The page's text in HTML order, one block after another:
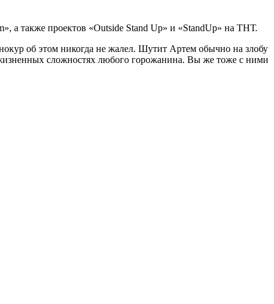
а также проектов «Outside Stand Up» и «StandUp» на ТНТ.
об этом никогда не жалел. Шутит Артем обычно на злобу
сложностях любого горожанина. Вы же тоже с ними